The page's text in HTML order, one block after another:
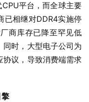
平台，而全球主要
已相继对DDR4实施停
商库存已降至罕见低
时，大型电子公司为
协议，导致消费端需求